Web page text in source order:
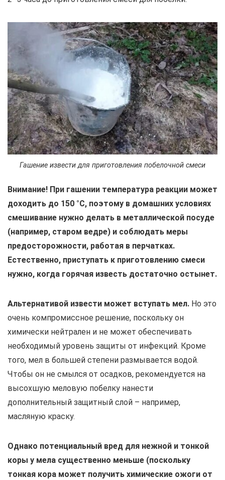
Гашение извести для приготовления побелочной смеси
Внимание! При гашении температура реакции может
доходить до 150 °С, поэтому в домашних условиях
смешивание нужно делать в металлической посуде
(например, старом ведре) и соблюдать меры
предосторожности, работая в перчатках.
Естественно, приступать к приготовлению смеси
нужно, когда горячая известь достаточно остынет.
Альтернативой извести может вступать мел. Но это
очень компромиссное решение, поскольку он
химически нейтрален и не может обеспечивать
необходимый уровень защиты от инфекций. Кроме
того, мел в большей степени размывается водой.
Чтобы он не смылся от осадков, рекомендуется на
высохшую меловую побелку нанести
дополнительный защитный слой – например,
масляную краску.
Однако потенциальный вред для нежной и тонкой
коры у мела существенно меньше (поскольку
тонкая кора может получить химические ожоги от